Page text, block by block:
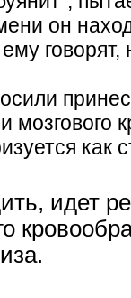
он
говорят,
мозгового
как
идет
.